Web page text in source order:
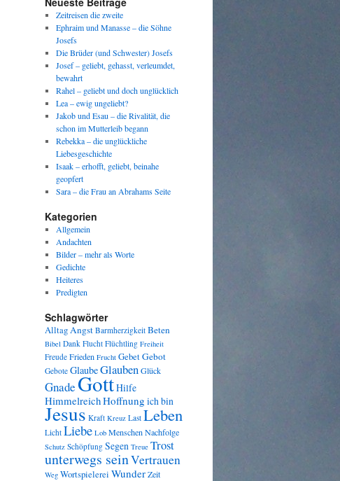
Zeitreisen die zweite
Ephraim und Manasse – die Söhne
Josefs
Die Brüder (und Schwester) Josefs
Josef – geliebt, gehasst, verleumdet,
bewahrt
Rahel – geliebt und doch unglücklich
Lea – ewig ungeliebt?
Jakob und Esau – die Rivalität, die
schon im Mutterleib begann
Rebekka – die unglückliche
Liebesgeschichte
Isaak – erhofft, geliebt, beinahe
geopfert
Sara – die Frau an Abrahams Seite
Kategorien
Allgemein
Andachten
Bilder – mehr als Worte
Gedichte
Heiteres
Predigten
Schlagwörter
AlltagAngst Barmherzigkeit Beten
Bibel Dank Flucht Flüchtling Freiheit
Freude Frieden Frucht GebetGebot
Gebote GlaubeGlaubenGlück
GnadeGottHilfe
HimmelreichHoffnung ich bin
Jesus Kraft Kreuz Last Leben
Licht Liebe Lob MenschenNachfolge
Schutz Schöpfung Segen Treue Trost
unterwegs seinVertrauen
Weg Wortspielerei WunderZeit